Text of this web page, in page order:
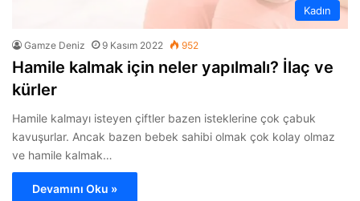
Kadın
Gamze Deniz 9 Kasım 2022 952
Hamile kalmak için neler yapılmalı? İlaç ve
kürler
Hamile kalmayı isteyen çiftler bazen isteklerine çok çabuk
kavuşurlar. Ancak bazen bebek sahibi olmak çok kolay olmaz
ve hamile kalmak…
Devamını Oku »